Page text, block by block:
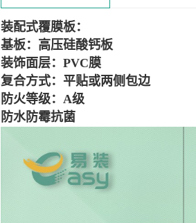
装配式覆膜板：
基板：高压硅酸钙板
装饰面层：PVC膜
复合方式：平贴或两侧包边
防火等级：A级
防水防霉抗菌